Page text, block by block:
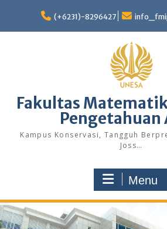
content
(+6231)-8296427
Fakultas
Pengetahuan
Kampus Konservasi, Tangguh
Joss…
Menu